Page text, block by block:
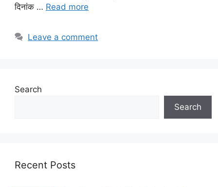
दिनांक … Read more
Leave a comment
Search
Search
Recent Posts